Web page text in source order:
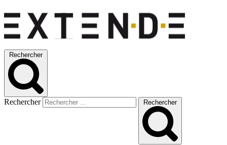
Rechercher
Rechercher Rechercher